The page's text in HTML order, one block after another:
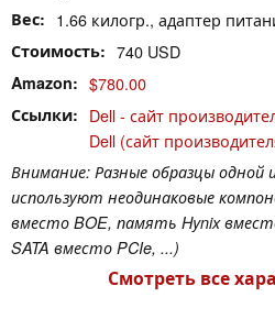
Вес 1.66 килогр., адаптер
Стоимость 740 USD
Amazon $780.00
Ссылки
Dell - сайт
Dell (сайт
Внимание: Разные образцы
используют неодинаковые
вместо BOE, память Hynix
SATA вместо PCIe, ...)
Смотреть все